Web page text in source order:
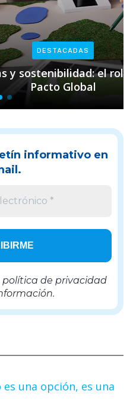
el rol clave de
informativo en
política de privacidad
una opción, es una